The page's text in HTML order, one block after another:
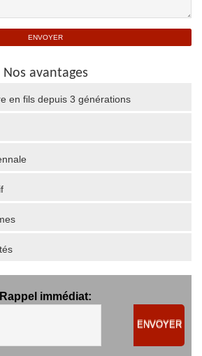
Nos avantages
en fils depuis 3 générations
Rappel immédiat:
ENVOYER